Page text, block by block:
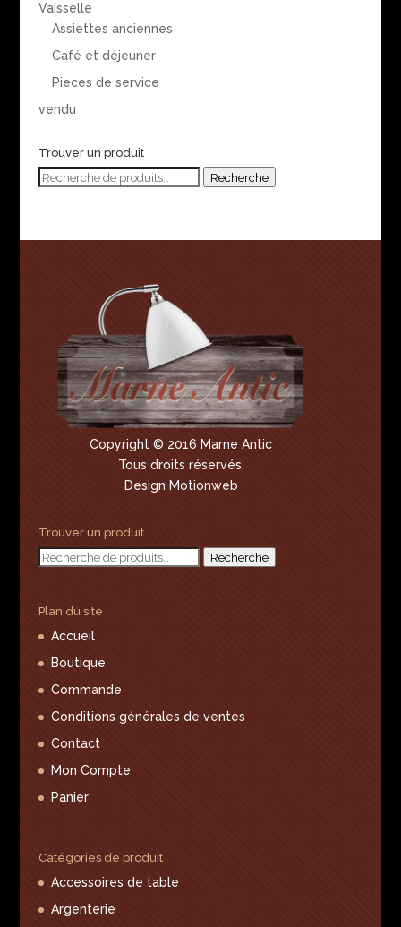
Vaisselle
Assiettes anciennes
Café et déjeuner
Pieces de service
vendu
Trouver un produit
Recherche
Recherche
Copyright © 2016 Marne Antic
Tous droits réservés.
Design Motionweb
Trouver un produit
Recherche
Recherche
Plan du site
Accueil
Boutique
Commande
Conditions générales de ventes
Contact
Mon Compte
Panier
Catégories de produit
Accessoires de table
Argenterie